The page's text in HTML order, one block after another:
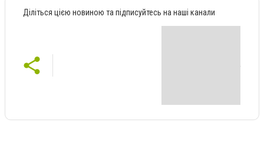
Діліться цією новиною та підписуйтесь на наші канали